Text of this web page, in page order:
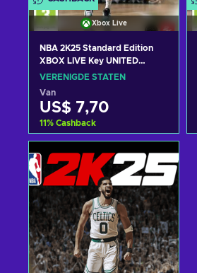
Xbox Live
NBA 2K25 Standard Edition
XBOX LIVE Key UNITED
STATES
VERENIGDE STATEN
Van
US$ 7,70
11% Cashback
winkelmandje
Bekijk aanbiedingen